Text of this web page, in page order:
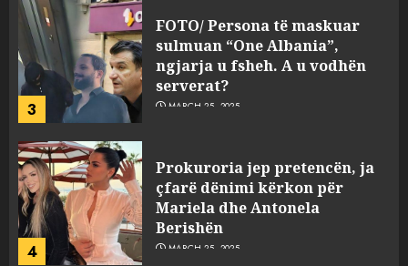
3
FOTO/ Persona të maskuar
sulmuan “One Albania”,
ngjarja u fsheh. A u vodhën
serverat?
MARCH 25, 2025
4
Prokuroria jep pretencën, ja
çfarë dënimi kërkon për
Mariela dhe Antonela
Berishën
MARCH 25, 2025